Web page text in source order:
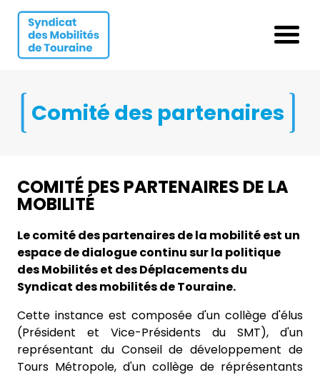
Aller au contenu
Aller au menu
Ouvrir
Comité des partenaires
COMITÉ DES PARTENAIRES DE LA
MOBILITÉ
Le comité des partenaires de la mobilité est un
espace de dialogue continu sur la politique
des Mobilités et des Déplacements du
Syndicat des mobilités de Touraine.
Cette instance est composée d'un collège d'élus
(Président et Vice-Présidents du SMT), d'un
représentant du Conseil de développement de
Tours Métropole, d'un collège de réprésentants